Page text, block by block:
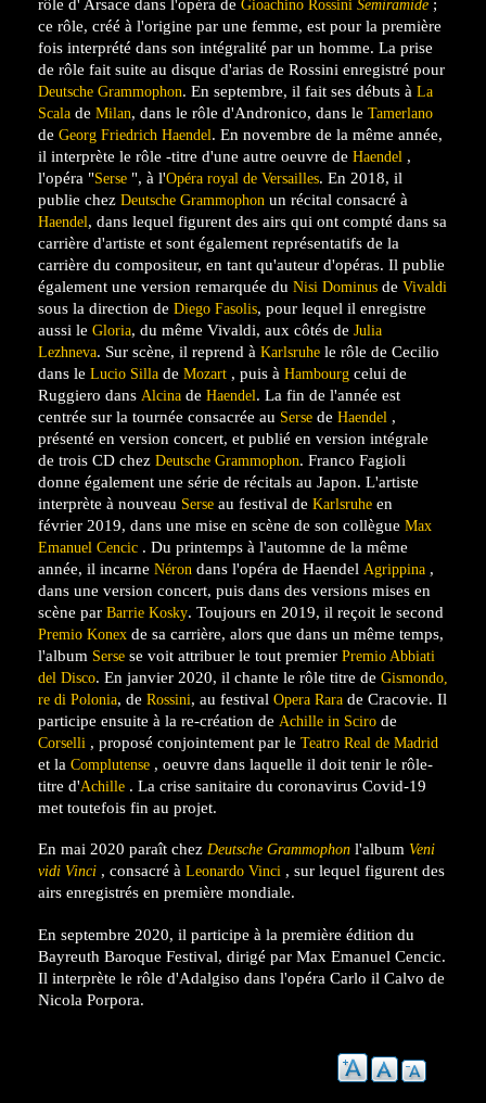
Gioachino Rossini Semiramide
ce rôle, créé à l'origine par une femme, est pour la première
fois interprété dans son intégralité par un homme. La prise
de rôle fait suite au disque d'arias de Rossini enregistré pour
Deutsche Grammophon. En septembre, il fait ses débuts à La
Scala de Milan, dans le rôle d'Andronico, dans le Tamerlano
de Georg Friedrich Haendel. En novembre de la même année,
il interprète le rôle -titre d'une autre oeuvre de Haendel ,
l'opéra "Serse ", à l'Opéra royal de Versailles. En 2018, il
publie chez Deutsche Grammophon un récital consacré à
Haendel, dans lequel figurent des airs qui ont compté dans sa
carrière d'artiste et sont également représentatifs de la
carrière du compositeur, en tant qu'auteur d'opéras. Il publie
également une version remarquée du Nisi Dominus de Vivaldi
sous la direction de Diego Fasolis, pour lequel il enregistre
aussi le Gloria, du même Vivaldi, aux côtés de Julia
Lezhneva. Sur scène, il reprend à Karlsruhe le rôle de Cecilio
dans le Lucio Silla de Mozart , puis à Hambourg celui de
Ruggiero dans Alcina de Haendel. La fin de l'année est
centrée sur la tournée consacrée au Serse de Haendel ,
présenté en version concert, et publié en version intégrale
de trois CD chez Deutsche Grammophon. Franco Fagioli
donne également une série de récitals au Japon. L'artiste
interprète à nouveau Serse au festival de Karlsruhe en
février 2019, dans une mise en scène de son collègue Max
Emanuel Cencic . Du printemps à l'automne de la même
année, il incarne Néron dans l'opéra de Haendel Agrippina ,
dans une version concert, puis dans des versions mises en
scène par Barrie Kosky. Toujours en 2019, il reçoit le second
Premio Konex de sa carrière, alors que dans un même temps,
l'album Serse se voit attribuer le tout premier Premio Abbiati
del Disco. En janvier 2020, il chante le rôle titre de Gismondo,
re di Polonia, de Rossini, au festival Opera Rara de Cracovie. Il
participe ensuite à la re-création de Achille in Sciro de
Corselli , proposé conjointement par le Teatro Real de Madrid
et la Complutense , oeuvre dans laquelle il doit tenir le rôle-
titre d'Achille . La crise sanitaire du coronavirus Covid-19
met toutefois fin au projet.
En mai 2020 paraît chez Deutsche Grammophon l'album Veni
vidi Vinci , consacré à Leonardo Vinci , sur lequel figurent des
airs enregistrés en première mondiale.
En septembre 2020, il participe à la première édition du
Bayreuth Baroque Festival, dirigé par Max Emanuel Cencic.
Il interprète le rôle d'Adalgiso dans l'opéra Carlo il Calvo de
Nicola Porpora.